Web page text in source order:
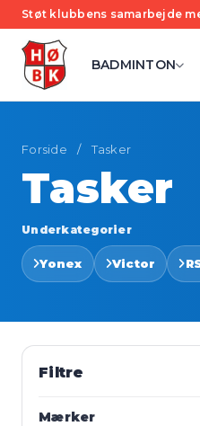
Støt klubbens samarbejde
BADMINTON
Forside / Tasker
Tasker
Underkategorier
Yonex Victor
Filtre
Mærker